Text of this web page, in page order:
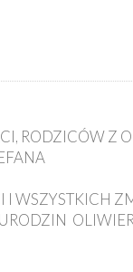
RODZICÓW Z
WSZYSTKICH